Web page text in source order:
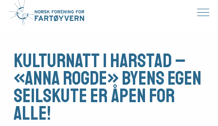
Kulturnatt i Harstad –
«Anna Rogde» byens egen
seilskute er åpen for
alle!